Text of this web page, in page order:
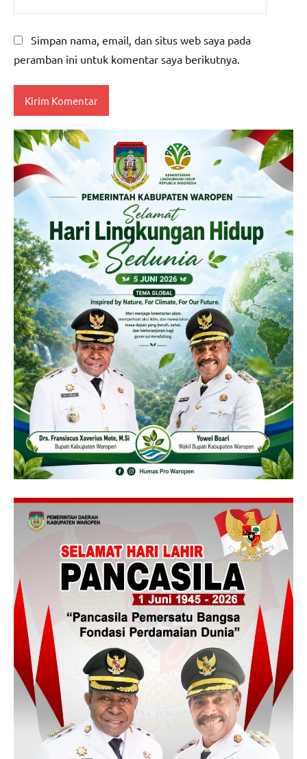
Simpan nama, email, dan situs web saya pada
peramban ini untuk komentar saya berikutnya.